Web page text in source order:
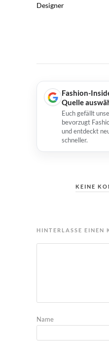
Designer
Fashion-
Quelle
Euch gefällt
bevorzugt
und entdeckt
schneller.
KEINE
HINTERLASSE EINEN
Name